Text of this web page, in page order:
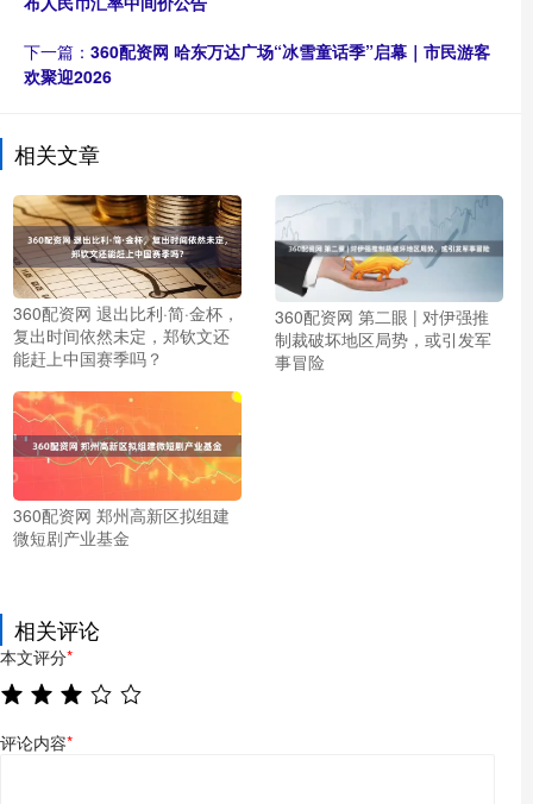
下一篇： 360配资网 哈东万达广场“冰雪童话季”启幕｜市民游客
欢聚迎2026
相关文章
360配资网 退出比利·简·金杯，
复出时间依然未定，郑钦文还
能赶上中国赛季吗？
360配资网 第二眼 | 对伊强推
制裁破坏地区局势，或引发军
事冒险
360配资网 郑州高新区拟组建
微短剧产业基金
相关评论
本文评分*
评论内容*